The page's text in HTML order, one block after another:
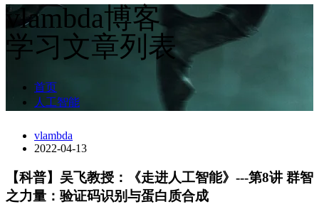
vlambda博客
学习文章列表
首页
人工智能
vlambda
2022-04-13
【科普】吴飞教授：《走进人工智能》---第8讲 群智
之力量：验证码识别与蛋白质合成